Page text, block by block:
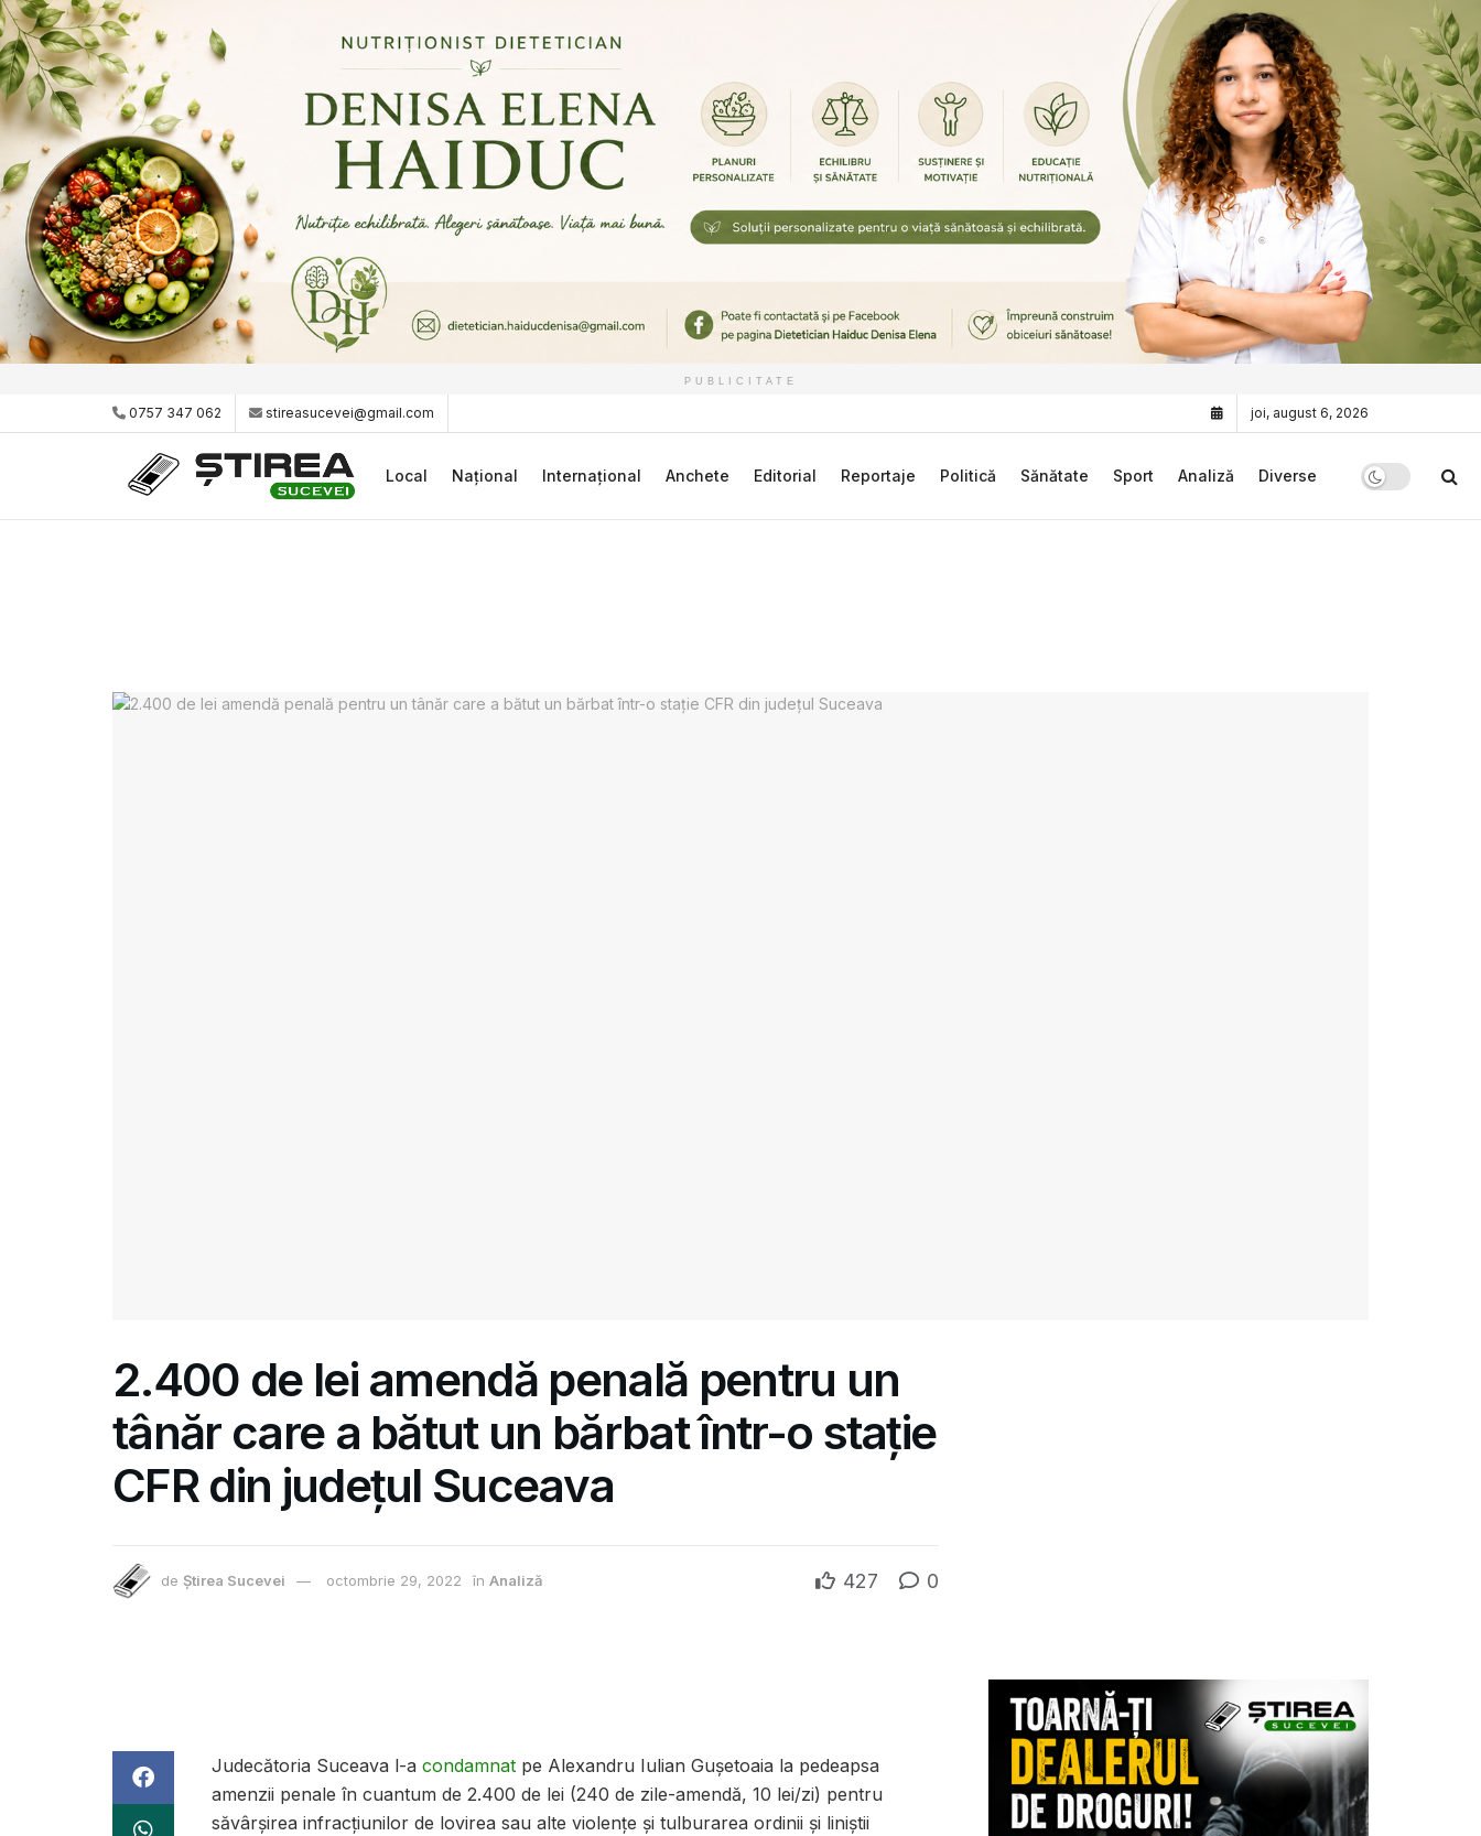
PUBLICITATE
0757 347 062 stireasucevei@gmail.com joi, august 6, 2026
Local Național Internațional Anchete Editorial Reportaje Politică Sănătate Sport Analiză Diverse
2.400 de lei amendă penală pentru un
tânăr care a bătut un bărbat într-o stație
CFR din județul Suceava
de Știrea Sucevei octombrie 29, 2022 în Analiză 427 0
Judecătoria Suceava l-a condamnat pe Alexandru Iulian Gușetoaia la pedeapsa
amenzii penale în cuantum de 2.400 de lei (240 de zile-amendă, 10 lei/zi) pentru
săvârşirea infracţiunilor de lovirea sau alte violenţe și tulburarea ordinii și liniștii